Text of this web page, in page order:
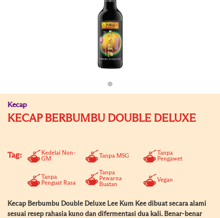
Kecap
KECAP BERBUMBU DOUBLE DELUXE
Tag:
Kedelai Non-
GM
Tanpa MSG
Tanpa
Pengawet
Tanpa
Penguat Rasa
Tanpa
Pewarna
Buatan
Vegan
Kecap Berbumbu Double Deluxe Lee Kum Kee dibuat secara alami
sesuai resep rahasia kuno dan difermentasi dua kali. Benar-benar